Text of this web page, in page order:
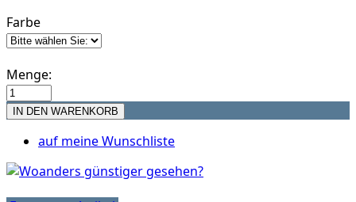
Farbe
Menge:
auf meine Wunschliste